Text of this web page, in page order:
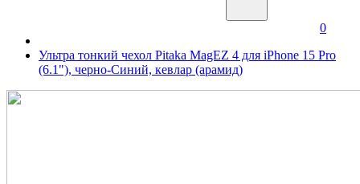
0
Ультра тонкий чехол Pitaka MagEZ 4 для iPhone 15 Pro
(6.1"), черно-Синий, кевлар (арамид)